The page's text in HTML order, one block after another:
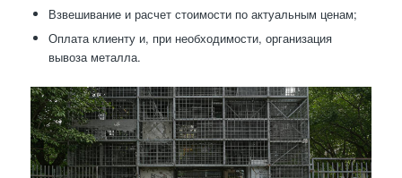
Взвешивание и расчет стоимости по актуальным ценам;
Оплата клиенту и, при необходимости, организация
вывоза металла.